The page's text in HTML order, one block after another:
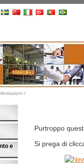
/
e
Purtroppo
Si prega di